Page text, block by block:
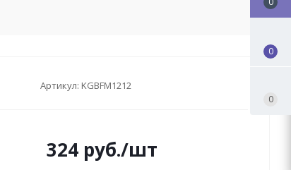
Артикул: KGBFM1212
324 руб./шт
0
0